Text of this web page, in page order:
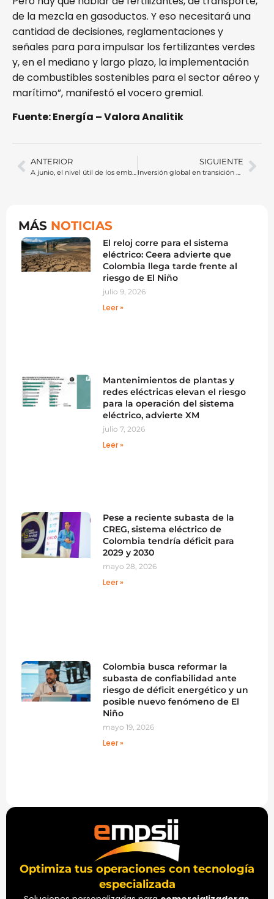
de la mezcla en gasoductos. Y eso necesitará una
cantidad de decisiones, reglamentaciones y
señales para para impulsar los fertilizantes verdes
y, en el mediano y largo plazo, la implementación
de combustibles sostenibles para el sector aéreo y
marítimo”, manifestó el vocero gremial.
Fuente: Energía – Valora Analitik
ANTERIOR SIGUIENTE
MÁS NOTICIAS
El reloj corre para el sistema
eléctrico: Ceera advierte que
Colombia llega tarde frente al
riesgo de El Niño
julio 9, 2026
Leer »
Mantenimientos de plantas y
redes eléctricas elevan el riesgo
para la operación del sistema
eléctrico, advierte XM
julio 7, 2026
Leer »
Pese a reciente subasta de la
CREG, sistema eléctrico de
Colombia tendría déficit para
2029 y 2030
mayo 28, 2026
Leer »
Colombia busca reformar la
subasta de confiabilidad ante
riesgo de déficit energético y un
posible nuevo fenómeno de El
Niño
mayo 19, 2026
Leer »
Optimiza tus operaciones con tecnología
especializada